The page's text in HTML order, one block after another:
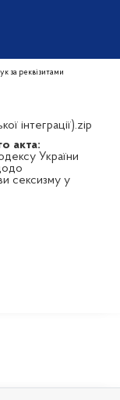
за реквізитами
інтеграції).zip
акта:
України
сексизму у